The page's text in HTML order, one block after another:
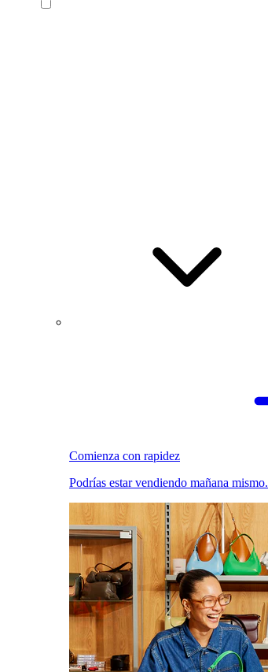
Comienza con rapidez
Podrías estar vendiendo mañana mismo.